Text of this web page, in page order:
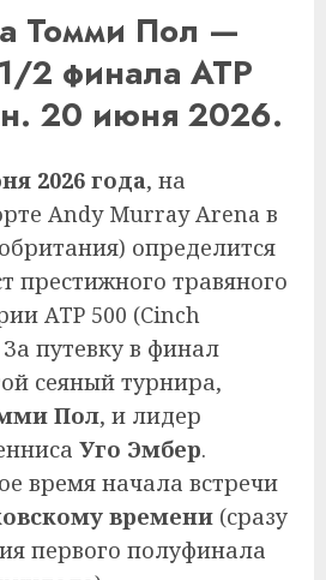
Томми Пол —
2 финала ATP
20 июня 2026.
2026 года, на
Andy Murray Arena в
определится
престижного травяного
ATP 500 (Cinch
путевку в финал
сеяный турнира,
Пол, и лидер
Уго Эмбер.
время начала встречи
времени (сразу
первого полуфинала